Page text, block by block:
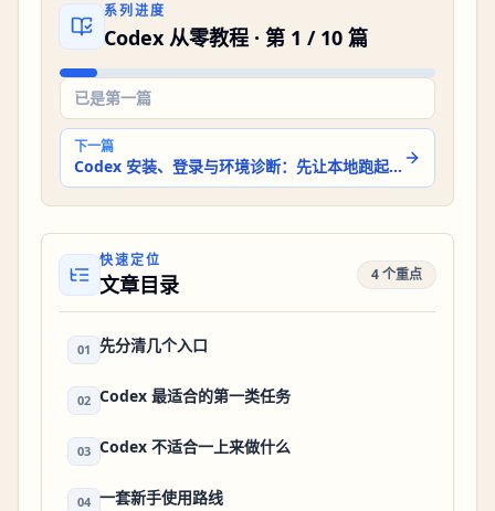
系列进度
Codex 从零教程 · 第 1 / 10 篇
已是第一篇
下一篇
Codex 安装、登录与环境诊断：先让本地跑起来
快速定位
文章目录 4 个重点
01 先分清几个入口
02 Codex 最适合的第一类任务
03 Codex 不适合一上来做什么
04 一套新手使用路线